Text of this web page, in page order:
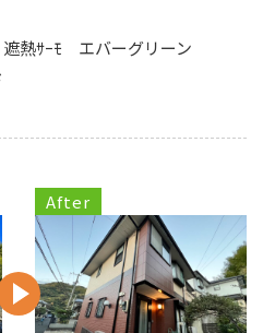
熱ｻｰﾓ エバーグリーン